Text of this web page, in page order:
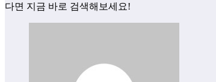
다면 지금 바로 검색해보세요!